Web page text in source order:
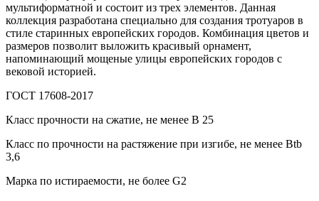
мультиформатной и состоит из трех элементов. Данная
коллекция разработана специально для создания тротуаров в
стиле старинных европейских городов. Комбинация цветов и
размеров позволит выложить красивый орнамент,
напоминающий мощеные улицы европейских городов с
вековой историей.
ГОСТ 17608-2017
Класс прочности на сжатие, не менее В 25
Класс по прочности на растяжение при изгибе, не менее Вtb
3,6
Марка по истираемости, не более G2